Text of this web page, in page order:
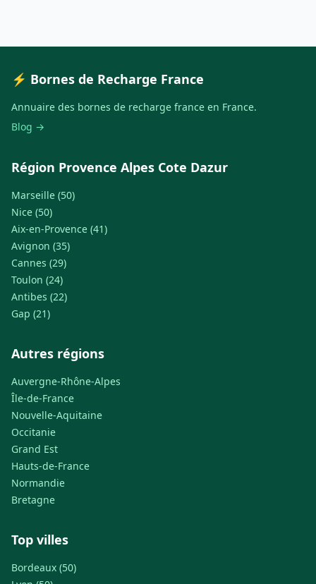
⚡ Bornes de Recharge France
Annuaire des bornes de recharge france en France.
Blog →
Région Provence Alpes Cote Dazur
Marseille (50)
Nice (50)
Aix-en-Provence (41)
Avignon (35)
Cannes (29)
Toulon (24)
Antibes (22)
Gap (21)
Autres régions
Auvergne-Rhône-Alpes
Île-de-France
Nouvelle-Aquitaine
Occitanie
Grand Est
Hauts-de-France
Normandie
Bretagne
Top villes
Bordeaux (50)